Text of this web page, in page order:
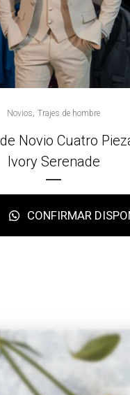
Novios,Trajes de hombre
Novio Cuatro
Ivory Serenade
CONFIRMAR